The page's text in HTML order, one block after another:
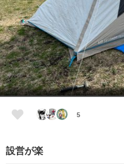
5
設営が楽